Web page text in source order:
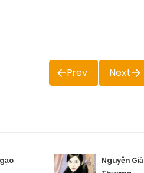
Prev Next
Nguyện Giả